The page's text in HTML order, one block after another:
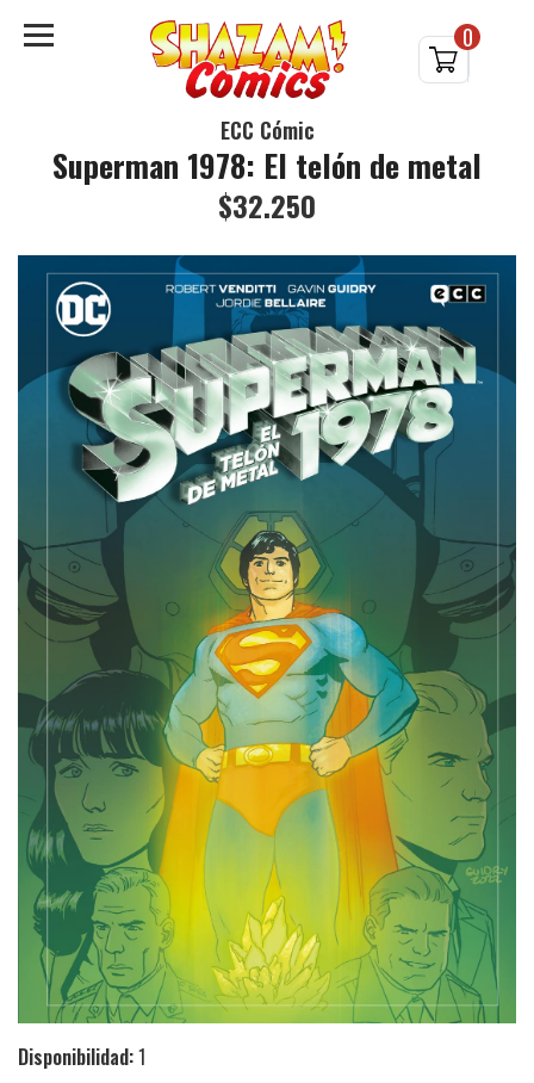
0
ECC Cómic
Superman 1978: El telón de metal
$32.250
Disponibilidad:1